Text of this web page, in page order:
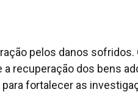
pelos danos sofridos.
recuperação dos bens
fortalecer as